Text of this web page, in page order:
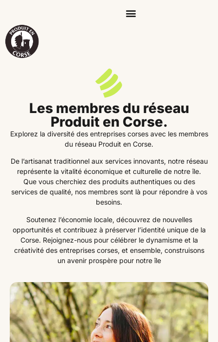
Les membres du réseau
Produit en Corse.
Explorez la diversité des entreprises corses avec les membres
du réseau Produit en Corse.
De l’artisanat traditionnel aux services innovants, notre réseau
représente la vitalité économique et culturelle de notre île.
Que vous cherchiez des produits authentiques ou des
services de qualité, nos membres sont là pour répondre à vos
besoins.
Soutenez l’économie locale, découvrez de nouvelles
opportunités et contribuez à préserver l’identité unique de la
Corse. Rejoignez-nous pour célébrer le dynamisme et la
créativité des entreprises corses, et ensemble, construisons
un avenir prospère pour notre île